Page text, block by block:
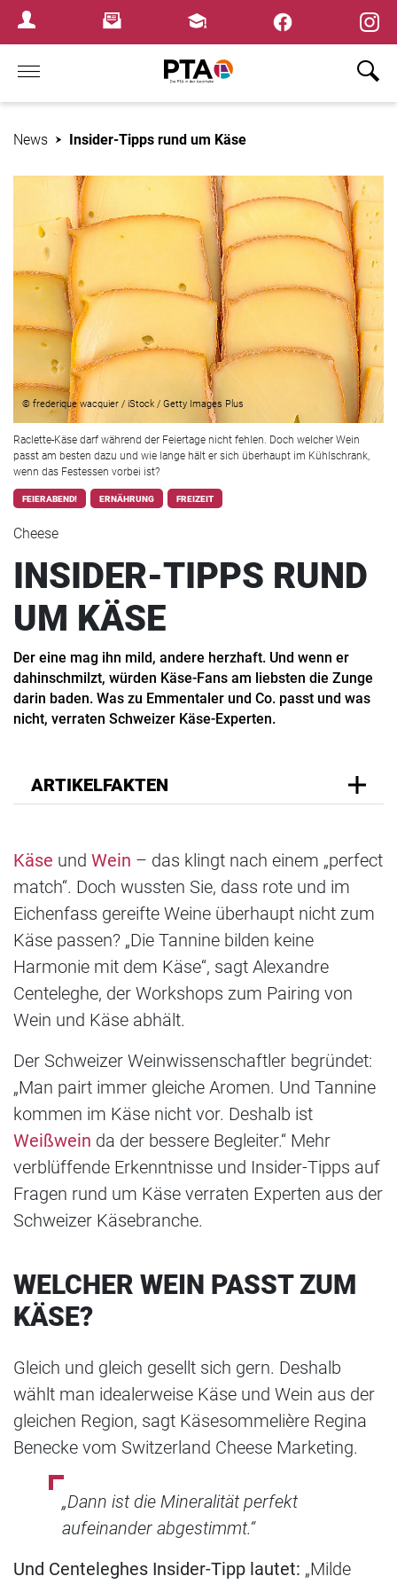
Login MenuNewsletterFortbildungen
Home
News Insider-Tipps rund um Käse
© frederique wacquier / iStock / Getty Images Plus
Raclette-Käse darf während der Feiertage nicht fehlen. Doch welcher Wein
passt am besten dazu und wie lange hält er sich überhaupt im Kühlschrank,
wenn das Festessen vorbei ist?
FEIERABEND! ERNÄHRUNG FREIZEIT
Cheese
INSIDER-TIPPS RUND
UM KÄSE
Der eine mag ihn mild, andere herzhaft. Und wenn er
dahinschmilzt, würden Käse-Fans am liebsten die Zunge
darin baden. Was zu Emmentaler und Co. passt und was
nicht, verraten Schweizer Käse-Experten.
ARTIKELFAKTEN
Käse und Wein – das klingt nach einem „perfect
match“. Doch wussten Sie, dass rote und im
Eichenfass gereifte Weine überhaupt nicht zum
Käse passen? „Die Tannine bilden keine
Harmonie mit dem Käse“, sagt Alexandre
Centeleghe, der Workshops zum Pairing von
Wein und Käse abhält.
Der Schweizer Weinwissenschaftler begründet:
„Man pairt immer gleiche Aromen. Und Tannine
kommen im Käse nicht vor. Deshalb ist
Weißwein da der bessere Begleiter.“ Mehr
verblüffende Erkenntnisse und Insider-Tipps auf
Fragen rund um Käse verraten Experten aus der
Schweizer Käsebranche.
WELCHER WEIN PASST ZUM
KÄSE?
Gleich und gleich gesellt sich gern. Deshalb
wählt man idealerweise Käse und Wein aus der
gleichen Region, sagt Käsesommelière Regina
Benecke vom Switzerland Cheese Marketing.
„Dann ist die Mineralität perfekt
aufeinander abgestimmt.“
Und Centeleghes Insider-Tipp lautet: „Milde
×